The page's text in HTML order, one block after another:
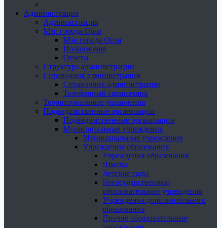
Администрация
Администрация
Мэр города Орла
Мэр города Орла
Полномочия
Отчеты
Структура администрации
Справочник администрации
Справочник администрации
Телефонный справочник
Территориальные управления
Подведомственные организации
Подведомственные организации
Муниципальные учреждения
Муниципальные учреждения
Учреждения образования
Учреждения образования
Школы
Детские сады
Негосударственные
образовательные учреждения
Учреждения дополнительного
образования
Прочие образовательные